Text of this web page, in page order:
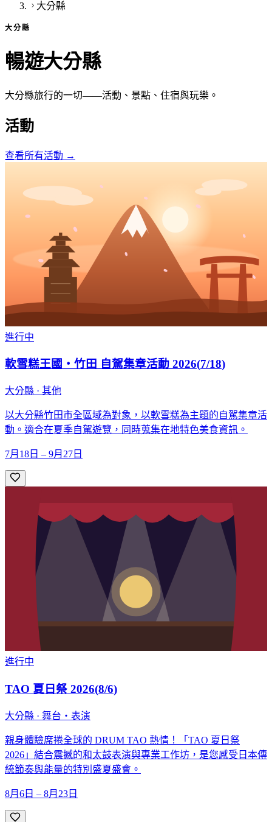
大分縣
大分縣
暢遊大分縣
大分縣旅行的一切——活動、景點、住宿與玩樂。
活動
查看所有活動 →
進行中
軟雪糕王國・竹田 自駕集章活動 2026(7/18)
大分縣 · 其他
以大分縣竹田市全區域為對象，以軟雪糕為主題的自駕集章活
動。適合在夏季自駕遊覽，同時蒐集在地特色美食資訊。
7月18日 – 9月27日
進行中
TAO 夏日祭 2026(8/6)
大分縣 · 舞台・表演
親身體驗席捲全球的 DRUM TAO 熱情！「TAO 夏日祭
2026」結合震撼的和太鼓表演與專業工作坊，是您感受日本傳
統節奏與能量的特別盛夏盛會。
8月6日 – 8月23日